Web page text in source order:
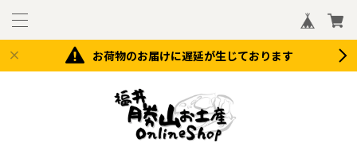
お荷物のお届けに遅延が生じております